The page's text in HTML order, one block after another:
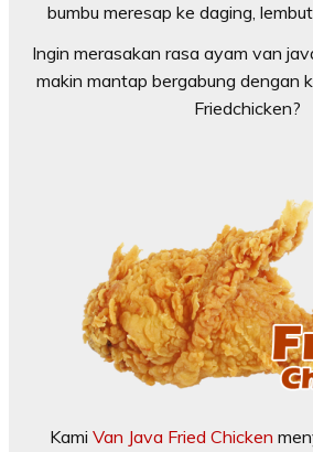
bumbu meresap ke daging,
Ingin merasakan rasa ayam van
makin mantap bergabung dengan
Friedchicken?
Kami Van Java Fried Chicken